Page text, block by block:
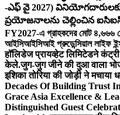
-ఎఫ్ వై 2027) వినియోగదారులకు
ప్రయోజనాలను చెల్లించిన
FY2027-এ গ্রাহকদের মোট ৪,৬৬৬
আইসিআইসিআই প্রুডেন্সিয়াল লাইফ
हॉलिडेज प्रायव्हेट लिमिटेडने
केले.जुग-जुग जीने की दुआ वाला
इशिका तोरिया की जोड़ी ने मचाया
Decades Of Building Trust
Grace Asia Excellence &
Distinguished Guest